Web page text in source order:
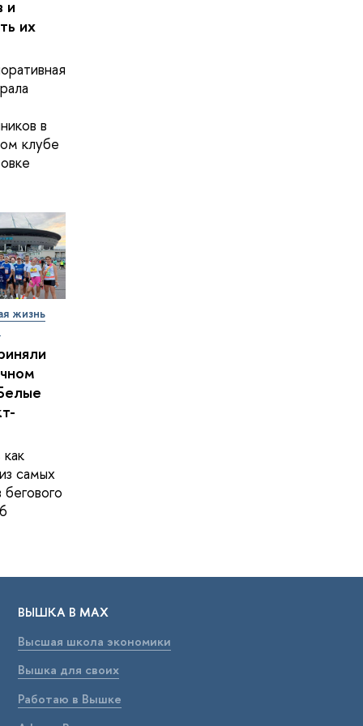
и
их
в
клубе
жизнь
самых
ВЫШКА В МАХ
Высшая школа экономики
Вышка для своих
Работаю в Вышке